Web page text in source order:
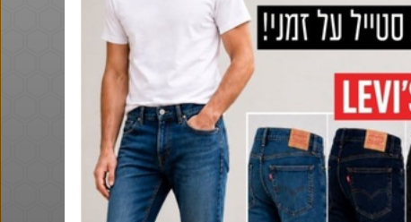
ושוב, דקו. פטישון עוצמתי. אני
הגעתי ל 58$
$58.0
@אבי_בי
11 489